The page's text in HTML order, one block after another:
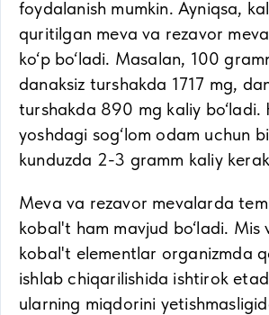
foydalanish mumkin. Ayniqsa,
quritilgan meva va rezavor
ko‘p bo‘ladi. Masalan, 100
danaksiz turshakda 1717 mg,
turshakda 890 mg kaliy bo‘ladi.
yoshdagi sog‘lom odam uchun
kunduzda 2-3 gramm kaliy
Meva va rezavor mevalarda
kobal't ham mavjud bo‘ladi. Mis
kobal't elementlar organizmda
ishlab chiqarilishida ishtirok
ularning miqdorini